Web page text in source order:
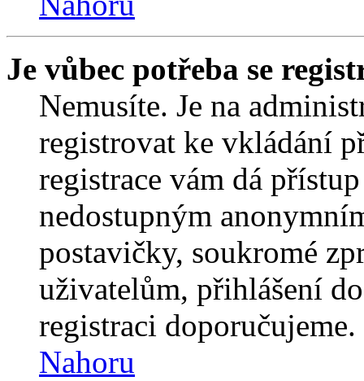
Je vůbec potřeba se
Nemusíte. Je na
registrovat ke vkládání
registrace vám dá
nedostupným
postavičky, soukromé
uživatelům, přihlášení
registraci
Nahoru